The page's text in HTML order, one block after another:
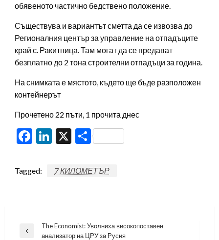
обявеното частично бедствено положение.
Съществува и вариантът сметта да се извозва до
Регионалния център за управление на отпадъците
край с. Ракитница. Там могат да се предават
безплатно до 2 тона строителни отпадъци за година.
На снимката е мястото, където ще бъде разположен
контейнерът
Прочетено 22 пъти, 1 прочита днес
Facebook
LinkedIn
X Share
Tagged: 7 КИЛОМЕТЪР
Навигация
Previous
The Economist: Уволниха високопоставен
анализатор на ЦРУ за Русия